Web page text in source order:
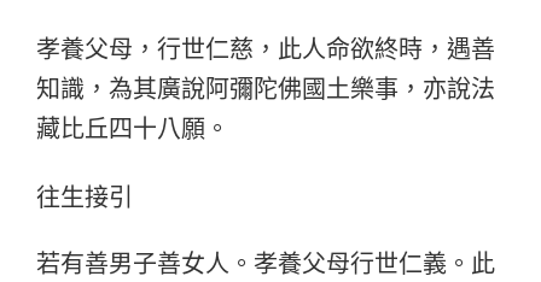
孝養父母，行世仁慈，此人命欲終時，遇善
知識，為其廣說阿彌陀佛國土樂事，亦說法
藏比丘四十八願。
往生接引
若有善男子善女人。孝養父母行世仁義。此